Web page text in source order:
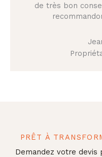
de très bon
PRÊT À
Demandez votre devis